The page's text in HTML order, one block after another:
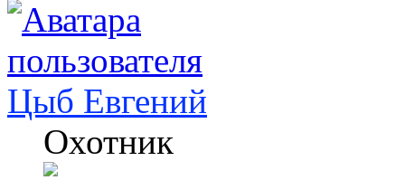
Цыб Евгений
Охотник